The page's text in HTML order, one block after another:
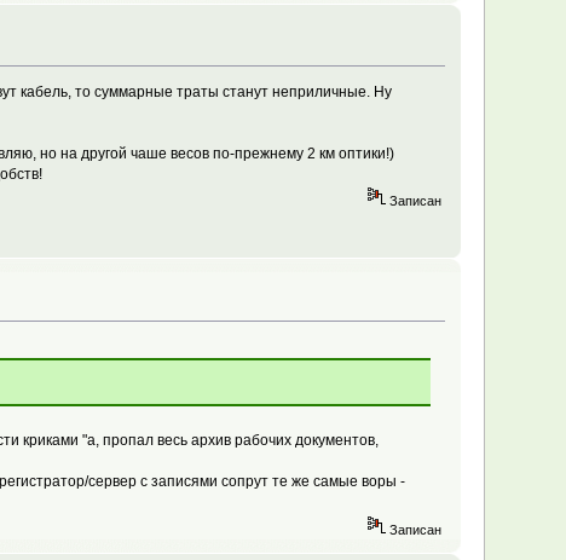
кабель, то суммарные траты станут неприличные. Ну
но на другой чаше весов по-прежнему 2 км оптики!)
Записан
криками "а, пропал весь архив рабочих документов,
сервер с записями сопрут те же самые воры -
Записан